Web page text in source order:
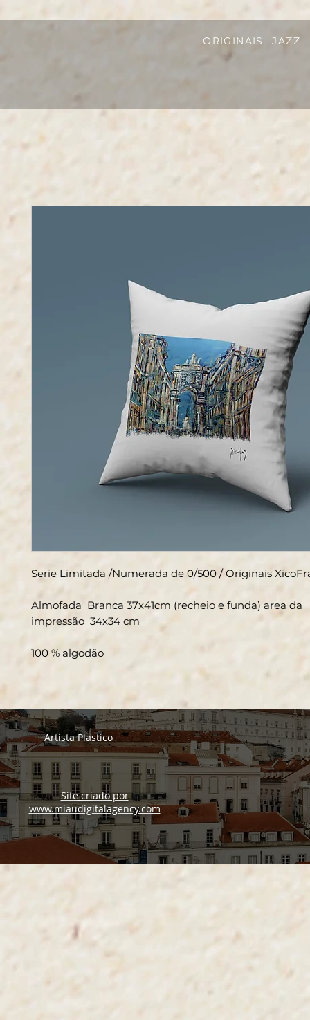
ORIGINAIS JAZZ
Serie Limitada /Numerada de 0/500 / Originais
Almofada Branca 37x41cm (recheio e funda) area da
impressão 34x34 cm
100 % algodão
Artista Plastico
Site criado por
www.miaudigitalagency.com